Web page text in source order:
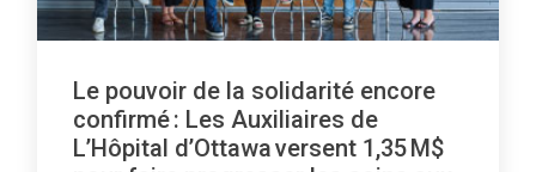
Le pouvoir de la solidarité encore
confirmé : Les Auxiliaires de
L’Hôpital d’Ottawa versent 1,35 M$